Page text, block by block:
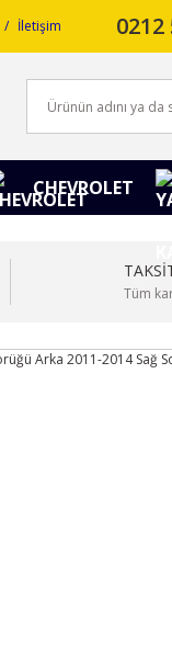
İletişim 0212
CHEVROLET
Tüm